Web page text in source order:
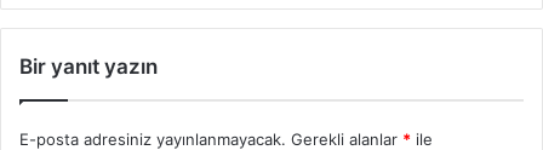
a
ıBir yanıt yazın
E-posta adresiniz yayınlanmayacak. Gerekli alanlar * ile